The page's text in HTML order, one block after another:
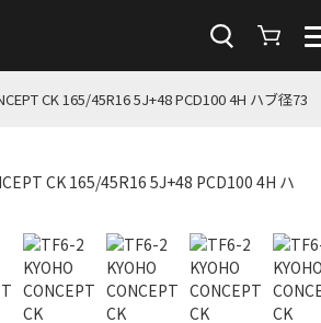
CK 165/45R16 5J+48 PCD100 4H ハブ径73